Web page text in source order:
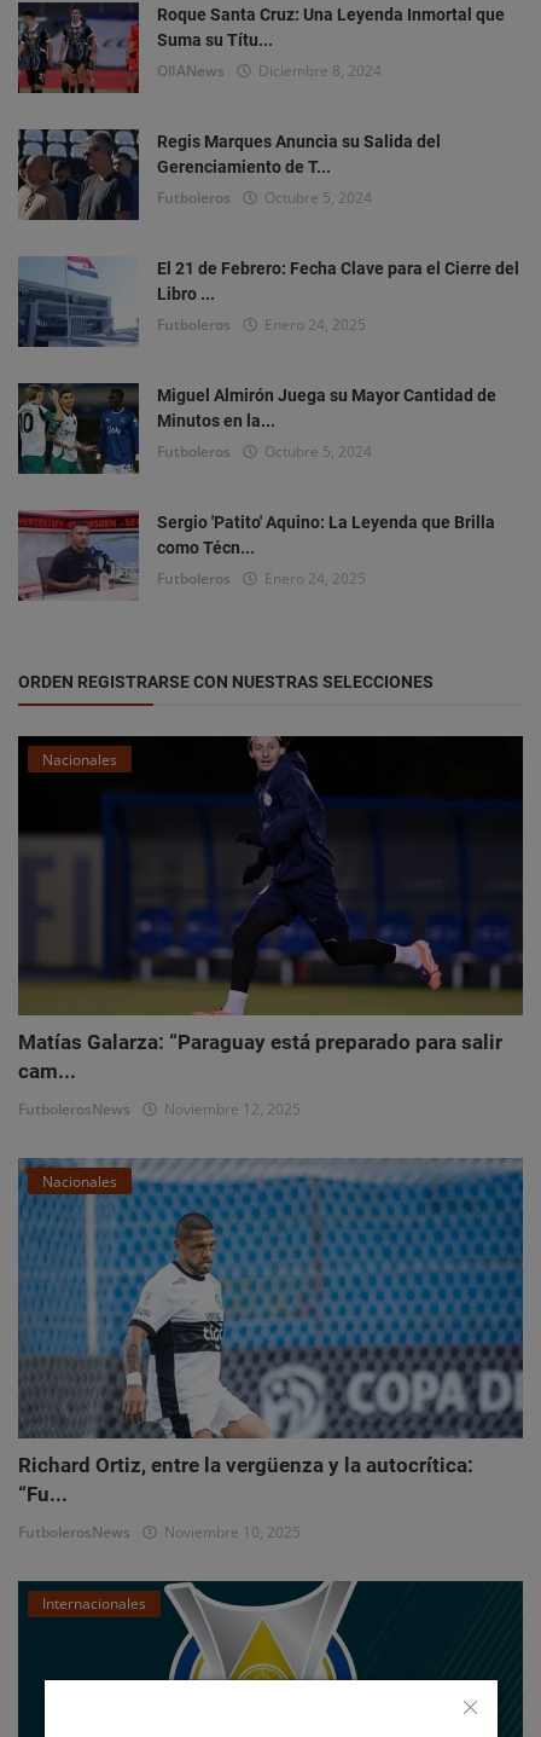
Roque Santa Cruz: Una Leyenda Inmortal que
Suma su Títu...
OlIANews Diciembre 8, 2024
Regis Marques Anuncia su Salida del
Gerenciamiento de T...
Futboleros Octubre 5, 2024
El 21 de Febrero: Fecha Clave para el Cierre del
Libro ...
Futboleros Enero 24, 2025
Miguel Almirón Juega su Mayor Cantidad de
Minutos en la...
Futboleros Octubre 5, 2024
Sergio 'Patito' Aquino: La Leyenda que Brilla
como Técn...
Futboleros Enero 24, 2025
ORDEN REGISTRARSE CON NUESTRAS SELECCIONES
Nacionales
Matías Galarza: “Paraguay está preparado para salir
cam...
FutbolerosNews Noviembre 12, 2025
Nacionales
Richard Ortiz, entre la vergüenza y la autocrítica:
“Fu...
FutbolerosNews Noviembre 10, 2025
Internacionales